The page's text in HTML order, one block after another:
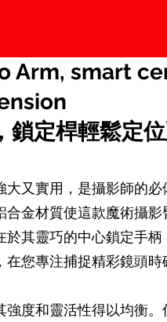
Arm, smart
鎖定桿輕鬆定
大又實用，是攝影師的
金材質使這款魔術攝影
於其靈巧的中心鎖定手
在您專注捕捉精彩鏡頭
強度和靈活性得以均衡